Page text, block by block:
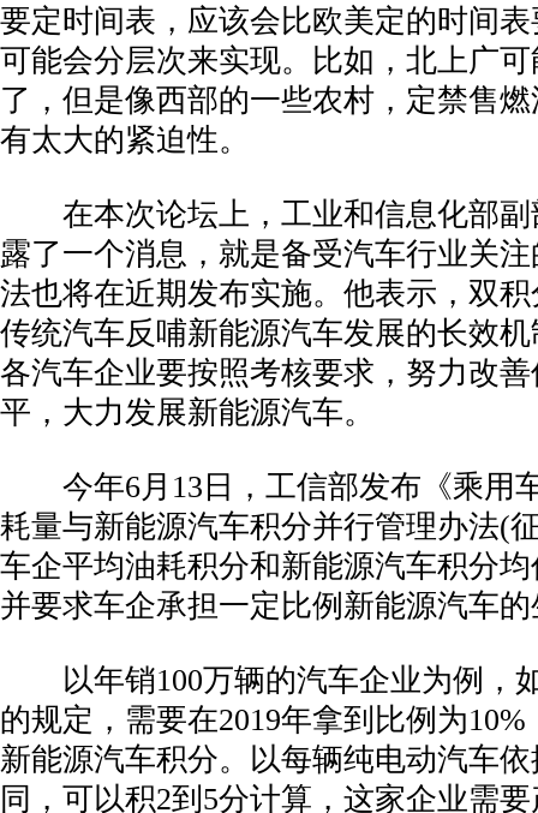
要定时间表，应该会比欧美定的时间
可能会分层次来实现。比如，北上广可
了，但是像西部的一些农村，定禁售
有太大的紧迫性。
在本次论坛上，工业和信息化部副
露了一个消息，就是备受汽车行业关
法也将在近期发布实施。他表示，双
传统汽车反哺新能源汽车发展的长效
各汽车企业要按照考核要求，努力改
平，大力发展新能源汽车。
今年6月13日，工信部发布《乘用
耗量与新能源汽车积分并行管理办法(
车企平均油耗积分和新能源汽车积分
并要求车企承担一定比例新能源汽车
以年销100万辆的汽车企业为例，
的规定，需要在2019年拿到比例为
新能源汽车积分。以每辆纯电动汽车
同，可以积2到5分计算，这家企业需